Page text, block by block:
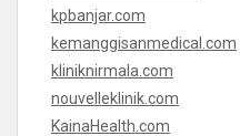
kpbanjar.com
kemanggisanmedical.com
kliniknirmala.com
nouvelleklinik.com
KainaHealth.com